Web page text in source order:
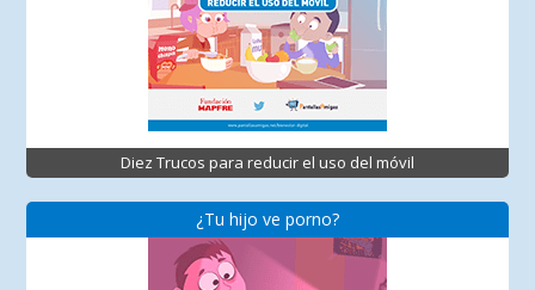
Diez Trucos para reducir el uso del móvil
¿Tu hijo ve porno?